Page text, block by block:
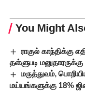
You Might
ராகுல் காந்திக்கு
தள்ளுபடி
மருத்துவம்,
மய்யங்களுக்கு 18%